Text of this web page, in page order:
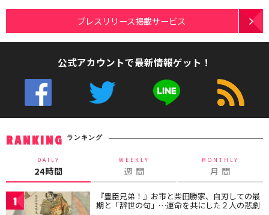
プレスリリース掲載サービス
公式アカウントで最新情報ゲット！
RANKING ランキング
DAILY
24時間
WEEKLY
週 間
MONTHLY
月 間
1 『豊臣兄弟！』お市と柴田勝家、自刃しての最
期と「辞世の句」…運命を共にした２人の悲劇